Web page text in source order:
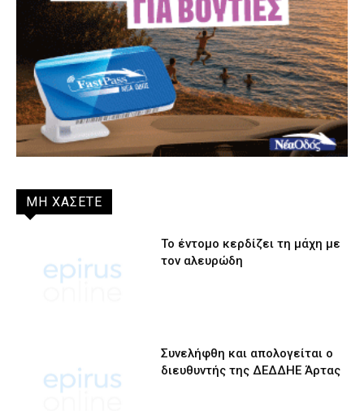
ΜΗ ΧΑΣΕΤΕ
Το έντομο κερδίζει τη μάχη με
τον αλευρώδη
Συνελήφθη και απολογείται ο
διευθυντής της ΔΕΔΔΗΕ Άρτας